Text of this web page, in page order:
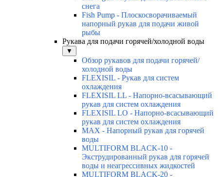
снега
Fish Pump - Плоскосворачиваемый
напорный рукав для подачи живой
рыбы
Рукава для подачи горячей/холодной воды
▼
Обзор рукавов для подачи горячей/
холодной воды
FLEXISIL - Рукав для систем
охлаждения
FLEXISIL LL - Напорно-всасывающий
рукав для систем охлаждения
FLEXISIL LO - Напорно-всасывающий
рукав для систем охлаждения
MAX - Напорный рукав для горячей
воды
MULTIFORM BLACK-10 -
Экструдированный рукав для горячей
воды и неагрессивных жидкостей
MULTIFORM BLACK-20 -